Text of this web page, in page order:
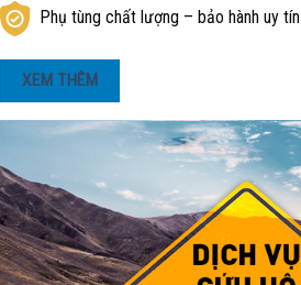
Phụ tùng chất lượng – bảo hành uy tín
XEM THÊM